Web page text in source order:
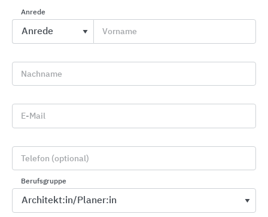
Anrede
Vorname
Nachname
E-Mail
Telefon (optional)
Berufsgruppe